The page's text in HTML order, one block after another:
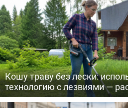
Кошу траву без лески:
технологию с лезвиями —